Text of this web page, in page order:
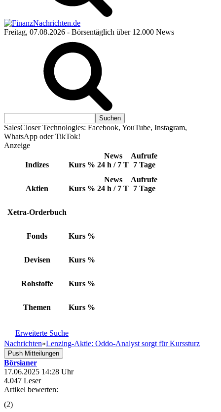
Freitag, 07.08.2026 - Börsentäglich über 12.000 News
SalesCloser Technologies: Facebook, YouTube, Instagram,
WhatsApp oder TikTok!
Anzeige
Indizes Kurs %
News
24 h / 7 T
Aufrufe
7 Tage
Aktien Kurs %
News
24 h / 7 T
Aufrufe
7 Tage
Xetra-Orderbuch
Fonds Kurs %
Devisen Kurs %
Rohstoffe Kurs %
Themen Kurs %
Erweiterte Suche
Nachrichten»Lenzing-Aktie: Oddo-Analyst sorgt für Kurssturz
Push Mitteilungen
Börsianer
17.06.2025 14:28 Uhr
4.047 Leser
Artikel bewerten:
(2)